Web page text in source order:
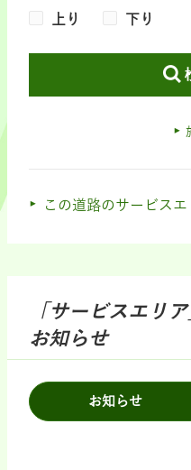
上り
下り
この道路のサービスエ
「サービスエリ
お知らせ
お知らせ